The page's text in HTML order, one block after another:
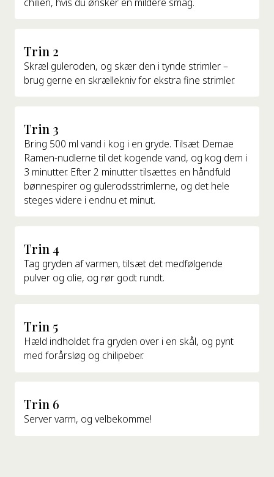
Trin 2
Skræl guleroden, og skær den i tynde strimler –
brug gerne en skrællekniv for ekstra fine strimler.
Trin 3
Bring 500 ml vand i kog i en gryde. Tilsæt Demae
Ramen-nudlerne til det kogende vand, og kog dem i
3 minutter. Efter 2 minutter tilsættes en håndfuld
bønnespirer og gulerodsstrimlerne, og det hele
steges videre i endnu et minut.
Trin 4
Tag gryden af varmen, tilsæt det medfølgende
pulver og olie, og rør godt rundt.
Trin 5
Hæld indholdet fra gryden over i en skål, og pynt
med forårsløg og chilipeber.
Trin 6
Server varm, og velbekomme!